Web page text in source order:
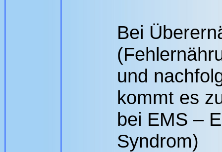
Bei
und
kommt es
bei EMS –
Syndrom)